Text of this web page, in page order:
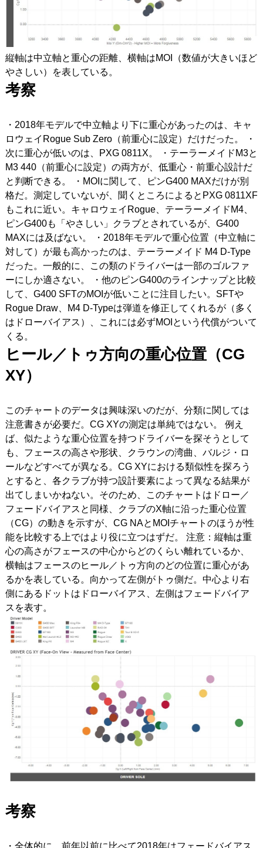
縦軸は中立軸と重心の距離、横軸はMOI（数値が大きいほど
やさしい）を表している。
考察
・2018年モデルで中立軸より下に重心があったのは、キャ
ロウェイRogue Sub Zero（前重心に設定）だけだった。 ・
次に重心が低いのは、PXG 0811X。 ・テーラーメイドM3と
M3 440（前重心に設定）の両方が、低重心・前重心設計だ
と判断できる。 ・MOIに関して、ピンG400 MAXだけが別
格だ。測定していないが、聞くところによるとPXG 0811XF
もこれに近い。キャロウェイRogue、テーラーメイドM4、
ピンG400も「やさしい」クラブとされているが、G400
MAXには及ばない。 ・2018年モデルで重心位置（中立軸に
対して）が最も高かったのは、テーラーメイド M4 D-Type
だった。一般的に、この類のドライバーは一部のゴルファ
ーにしか適さない。 ・他のピンG400のラインナップと比較
して、G400 SFTのMOIが低いことに注目したい。SFTや
Rogue Draw、M4 D-Typeは弾道を修正してくれるが（多く
はドローバイアス）、これには必ずMOIという代償がついて
くる。
ヒール／トゥ方向の重心位置（CG
XY）
このチャートのデータは興味深いのだが、分類に関しては
注意書きが必要だ。CG XYの測定は単純ではない。 例え
ば、似たような重心位置を持つドライバーを探そうとして
も、フェースの高さや形状、クラウンの湾曲、バルジ・ロ
ールなどすべてが異なる。CG XYにおける類似性を探ろう
とすると、各クラブが持つ設計要素によって異なる結果が
出てしまいかねない。そのため、このチャートはドロー／
フェードバイアスと同様、クラブのX軸に沿った重心位置
（CG）の動きを示すが、CG NAとMOIチャートのほうが性
能を比較する上ではより役に立つはずだ。 注意：縦軸は重
心の高さがフェースの中心からどのくらい離れているか、
横軸はフェースのヒール／トゥ方向のどの位置に重心があ
るかを表している。向かって左側がトゥ側だ。中心より右
側にあるドットはドローバイアス、左側はフェードバイア
スを表す。
考察
・全体的に、前年以前に比べて2018年はフェードバイアス